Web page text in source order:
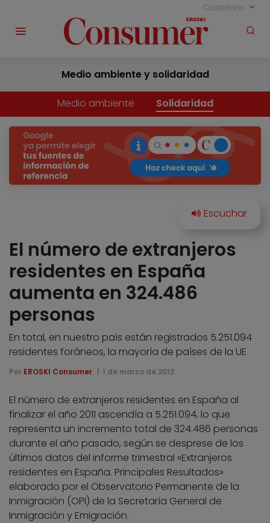
Castellano
Medio ambiente y solidaridad
Medio ambiente Solidaridad
El número de extranjeros
residentes en España
aumenta en 324.486
personas
En total, en nuestro país están registrados 5.251.094
residentes foráneos, la mayoría de países de la UE
Por EROSKI Consumer 1 de marzo de 2012
El número de extranjeros residentes en España al
finalizar el año 2011 ascendía a 5.251.094, lo que
representa un incremento total de 324.486 personas
durante el año pasado, según se desprese de los
últimos datos del informe trimestral «Extranjeros
residentes en España. Principales Resultados»
elaborado por el Observatorio Permanente de la
Inmigración (OPI) de la Secretaría General de
Inmigración y Emigración.